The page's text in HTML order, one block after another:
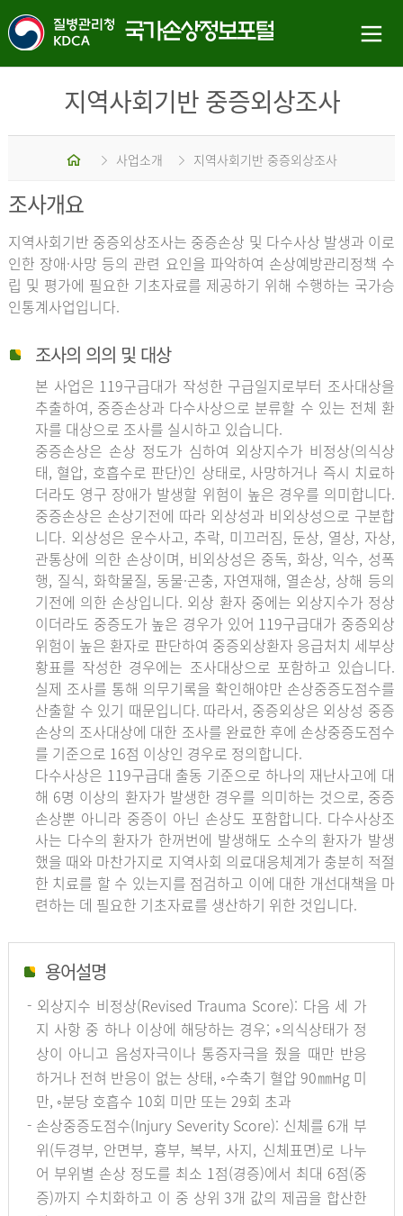
지역사회기반 중증외상조사
홈 사업소개 지역사회기반 중증외상조사
조사개요
지역사회기반 중증외상조사는 중증손상 및 다수사상 발생과 이로
인한 장애·사망 등의 관련 요인을 파악하여 손상예방관리정책 수
립 및 평가에 필요한 기초자료를 제공하기 위해 수행하는 국가승
인통계사업입니다.
조사의 의의 및 대상
본 사업은 119구급대가 작성한 구급일지로부터 조사대상을
추출하여, 중증손상과 다수사상으로 분류할 수 있는 전체 환
자를 대상으로 조사를 실시하고 있습니다.
중증손상은 손상 정도가 심하여 외상지수가 비정상(의식상
태, 혈압, 호흡수로 판단)인 상태로, 사망하거나 즉시 치료하
더라도 영구 장애가 발생할 위험이 높은 경우를 의미합니다.
중증손상은 손상기전에 따라 외상성과 비외상성으로 구분합
니다. 외상성은 운수사고, 추락, 미끄러짐, 둔상, 열상, 자상,
관통상에 의한 손상이며, 비외상성은 중독, 화상, 익수, 성폭
행, 질식, 화학물질, 동물·곤충, 자연재해, 열손상, 상해 등의
기전에 의한 손상입니다. 외상 환자 중에는 외상지수가 정상
이더라도 중증도가 높은 경우가 있어 119구급대가 중증외상
위험이 높은 환자로 판단하여 중증외상환자 응급처치 세부상
황표를 작성한 경우에는 조사대상으로 포함하고 있습니다.
실제 조사를 통해 의무기록을 확인해야만 손상중증도점수를
산출할 수 있기 때문입니다. 따라서, 중증외상은 외상성 중증
손상의 조사대상에 대한 조사를 완료한 후에 손상중증도점수
를 기준으로 16점 이상인 경우로 정의합니다.
다수사상은 119구급대 출동 기준으로 하나의 재난사고에 대
해 6명 이상의 환자가 발생한 경우를 의미하는 것으로, 중증
손상뿐 아니라 중증이 아닌 손상도 포함합니다. 다수사상조
사는 다수의 환자가 한꺼번에 발생해도 소수의 환자가 발생
했을 때와 마찬가지로 지역사회 의료대응체계가 충분히 적절
한 치료를 할 수 있는지를 점검하고 이에 대한 개선대책을 마
련하는 데 필요한 기초자료를 생산하기 위한 것입니다.
용어설명
- 외상지수 비정상(Revised Trauma Score): 다음 세 가
지 사항 중 하나 이상에 해당하는 경우; ◦의식상태가 정
상이 아니고 음성자극이나 통증자극을 줬을 때만 반응
하거나 전혀 반응이 없는 상태, ◦수축기 혈압 90㎜Hg 미
만, ◦분당 호흡수 10회 미만 또는 29회 초과
- 손상중증도점수(Injury Severity Score): 신체를 6개 부
위(두경부, 안면부, 흉부, 복부, 사지, 신체표면)로 나누
어 부위별 손상 정도를 최소 1점(경증)에서 최대 6점(중
증)까지 수치화하고 이 중 상위 3개 값의 제곱을 합산한